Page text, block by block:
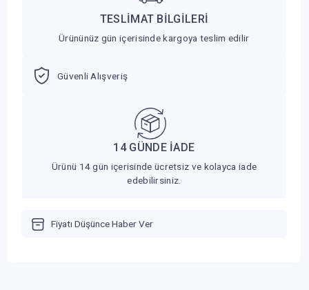
TESLİMAT BİLGİLERİ
Ürününüz gün içerisinde kargoya teslim edilir
Güvenli Alışveriş
14 GÜNDE İADE
Ürünü 14 gün içerisinde ücretsiz ve kolayca iade
edebilirsiniz.
Fiyatı Düşünce Haber Ver